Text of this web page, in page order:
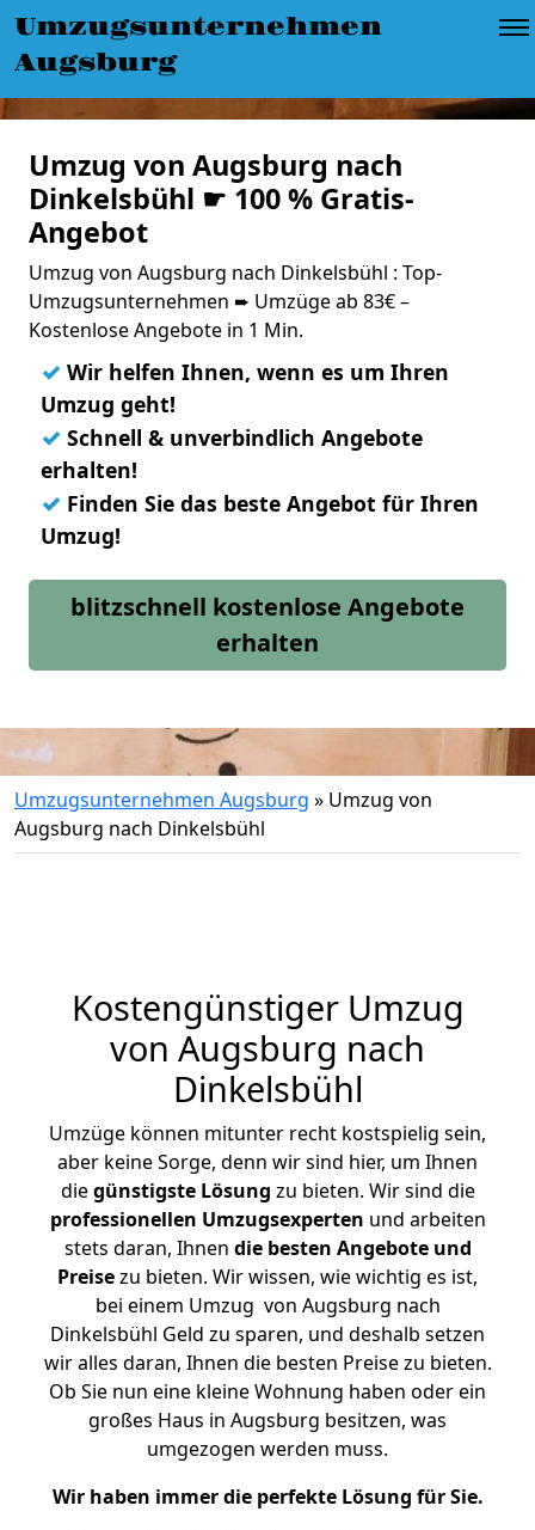
Umzugsunternehmen
Augsburg
Umzug von Augsburg nach
Dinkelsbühl ☛ 100 % Gratis-
Angebot
Umzug von Augsburg nach Dinkelsbühl : Top-
Umzugsunternehmen ➨ Umzüge ab 83€ –
Kostenlose Angebote in 1 Min.
✓ Wir helfen Ihnen, wenn es um Ihren
Umzug geht!
✓ Schnell & unverbindlich Angebote
erhalten!
✓ Finden Sie das beste Angebot für Ihren
Umzug!
blitzschnell kostenlose Angebote
erhalten
Umzugsunternehmen Augsburg » Umzug von
Augsburg nach Dinkelsbühl
Kostengünstiger Umzug
von Augsburg nach
Dinkelsbühl
Umzüge können mitunter recht kostspielig sein,
aber keine Sorge, denn wir sind hier, um Ihnen
diegünstigste Lösung zu bieten. Wir sind die
professionellen Umzugsexperten und arbeiten
stets daran, Ihnen die besten Angebote und
Preisezu bieten. Wir wissen, wie wichtig es ist,
bei einem Umzug von Augsburg nach
Dinkelsbühl Geld zu sparen, und deshalb setzen
wir alles daran, Ihnen die besten Preise zu bieten.
Ob Sie nun eine kleine Wohnung haben oder ein
großes Haus in Augsburg besitzen, was
umgezogen werden muss.
Wir haben immer die perfekte Lösung für Sie.